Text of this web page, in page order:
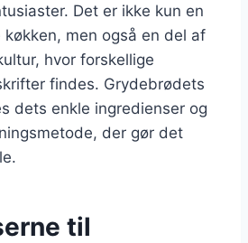
Det er ikke kun en
men også en del af
hvor forskellige
findes. Grydebrødets
dets enkle ingredienser og
der gør det
til